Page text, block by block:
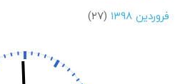
فروردین ۱۳۹۸
(۲۷)